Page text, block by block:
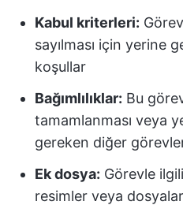
Kabul kriterleri:
sayılması için yerine
koşullar
Bağımlılıklar: Bu
tamamlanması veya
gereken diğer
Ek dosya: Görevle
resimler veya dosyalar